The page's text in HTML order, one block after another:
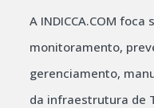
A INDICCA.COM
monitoramento,
gerenciamento,
da infraestrutura de